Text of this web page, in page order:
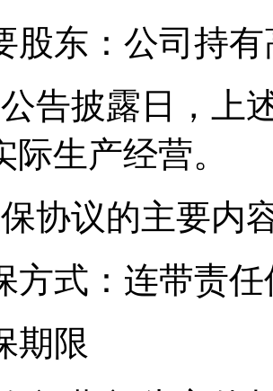
股东：公司持
告披露日，上
际生产经营。
协议的主要内
方式：连带责
期限